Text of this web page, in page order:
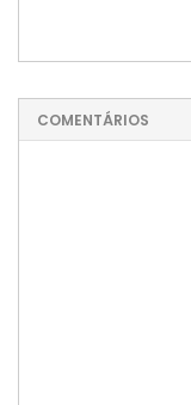
COMENTÁRIOS